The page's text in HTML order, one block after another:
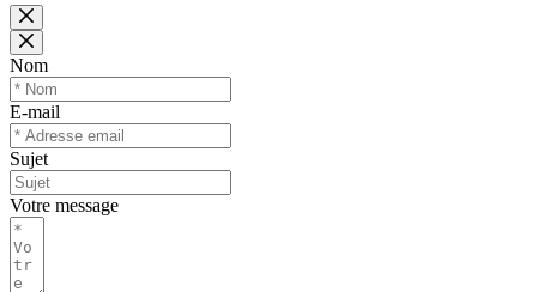
Nom
E-mail
Sujet
Votre message